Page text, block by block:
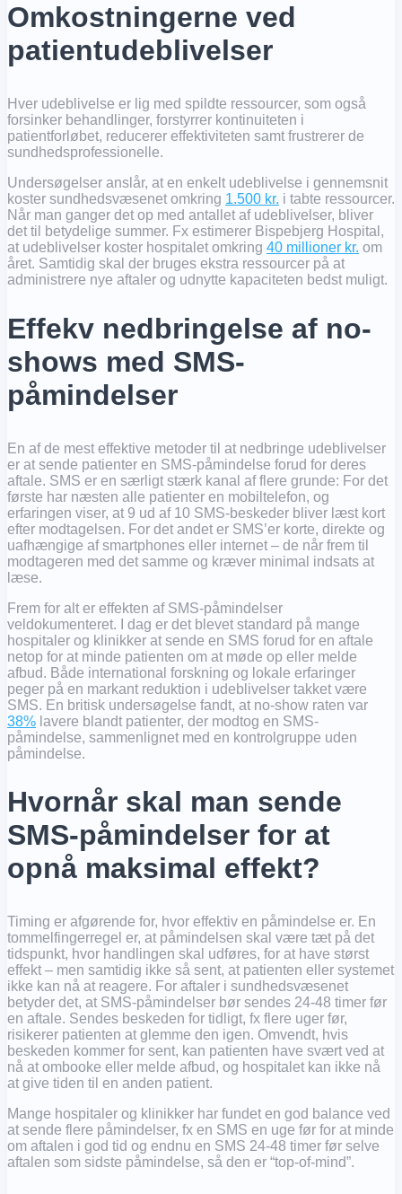
Omkostningerne ved
patientudeblivelser
Hver udeblivelse er lig med spildte ressourcer, som også
forsinker behandlinger, forstyrrer kontinuiteten i
patientforløbet, reducerer effektiviteten samt frustrerer de
sundhedsprofessionelle.
Undersøgelser anslår, at en enkelt udeblivelse i gennemsnit
koster sundhedsvæsenet omkring 1.500 kr. i tabte ressourcer.
Når man ganger det op med antallet af udeblivelser, bliver
det til betydelige summer. Fx estimerer Bispebjerg Hospital,
at udeblivelser koster hospitalet omkring 40 millioner kr. om
året. Samtidig skal der bruges ekstra ressourcer på at
administrere nye aftaler og udnytte kapaciteten bedst muligt.
Effekv nedbringelse af no-
shows med SMS-
påmindelser
En af de mest effektive metoder til at nedbringe udeblivelser
er at sende patienter en SMS-påmindelse forud for deres
aftale. SMS er en særligt stærk kanal af flere grunde: For det
første har næsten alle patienter en mobiltelefon, og
erfaringen viser, at 9 ud af 10 SMS-beskeder bliver læst kort
efter modtagelsen. For det andet er SMS’er korte, direkte og
uafhængige af smartphones eller internet – de når frem til
modtageren med det samme og kræver minimal indsats at
læse.
Frem for alt er effekten af SMS-påmindelser
veldokumenteret. I dag er det blevet standard på mange
hospitaler og klinikker at sende en SMS forud for en aftale
netop for at minde patienten om at møde op eller melde
afbud. Både international forskning og lokale erfaringer
peger på en markant reduktion i udeblivelser takket være
SMS. En britisk undersøgelse fandt, at no-show raten var
38% lavere blandt patienter, der modtog en SMS-
påmindelse, sammenlignet med en kontrolgruppe uden
påmindelse.
Hvornår skal man sende
SMS-påmindelser for at
opnå maksimal effekt?
Timing er afgørende for, hvor effektiv en påmindelse er. En
tommelfingerregel er, at påmindelsen skal være tæt på det
tidspunkt, hvor handlingen skal udføres, for at have størst
effekt – men samtidig ikke så sent, at patienten eller systemet
ikke kan nå at reagere. For aftaler i sundhedsvæsenet
betyder det, at SMS-påmindelser bør sendes 24-48 timer før
en aftale. Sendes beskeden for tidligt, fx flere uger før,
risikerer patienten at glemme den igen. Omvendt, hvis
beskeden kommer for sent, kan patienten have svært ved at
nå at ombooke eller melde afbud, og hospitalet kan ikke nå
at give tiden til en anden patient.
Mange hospitaler og klinikker har fundet en god balance ved
at sende flere påmindelser, fx en SMS en uge før for at minde
om aftalen i god tid og endnu en SMS 24-48 timer før selve
aftalen som sidste påmindelse, så den er “top-of-mind”.